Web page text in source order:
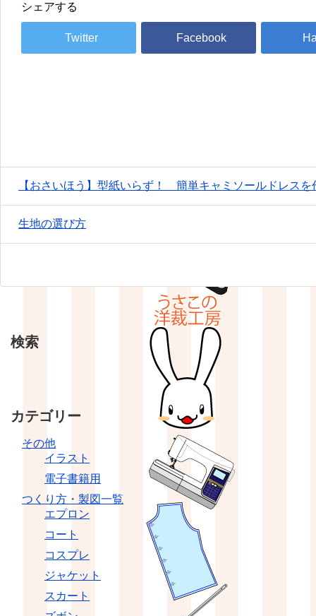
シェアする
【おさいほう】型紙いらず！ 簡単キャミソールドレスを
生地の選び方
検索
カテゴリー
その他
イラスト
電子書籍用
つくり方・製図一覧
エプロン
コート
コスプレ
ジャケット
スカート